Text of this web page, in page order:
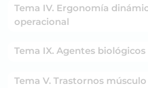
Tema IV. Ergonomía
operacional
Tema IX. Agentes biológicos
Tema V. Trastornos músculo